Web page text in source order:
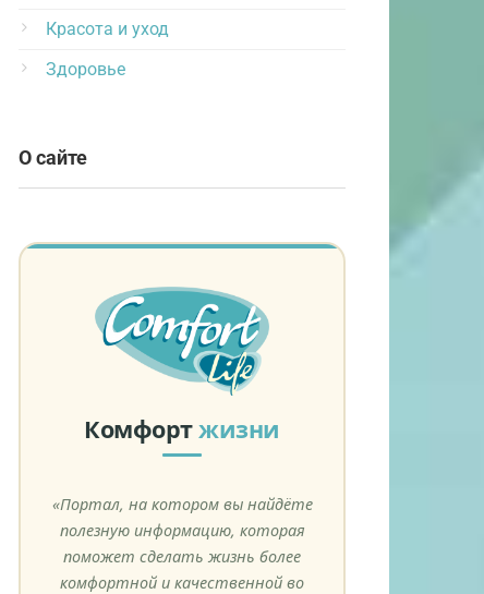
Красота и уход
Здоровье
О сайте
Комфортжизни
«Портал, на котором вы найдёте
полезную информацию, которая
поможет сделать жизнь более
комфортной и качественной во